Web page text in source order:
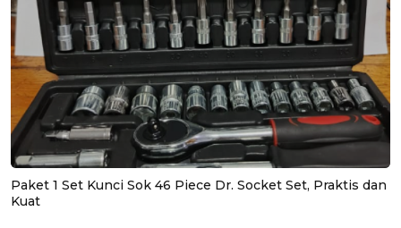
Paket 1 Set Kunci Sok 46 Piece Dr. Socket Set, Praktis dan
Kuat